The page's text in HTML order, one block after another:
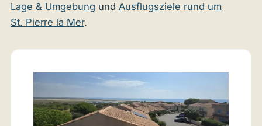
Lage & Umgebung und Ausflugsziele rund um
St. Pierre la Mer.